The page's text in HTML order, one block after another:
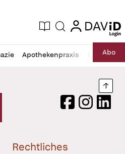
Zeitung
Aktuelle Ausgabe
Suche login
login
Apothekenpraxis RechtAbo
Logo
FacebookInstagram
Rechtliches